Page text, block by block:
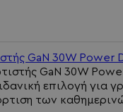
GaN 30W Power
GaN 30W
επιλογή για
των